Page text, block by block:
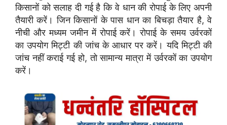
किसानों को सलाह दी गई है कि वे धान की रोपाई के लिए अपनी
तैयारी करें। जिन किसानों के पास धान का बिचड़ा तैयार है, वे
नीची और मध्यम जमीन में रोपाई करें। रोपाई के समय उर्वरकों
का उपयोग मिट्टी की जांच के आधार पर करें। यदि मिट्टी की
जांच नहीं कराई गई हो, तो सामान्य मात्रा में उर्वरकों का उपयोग
करें।